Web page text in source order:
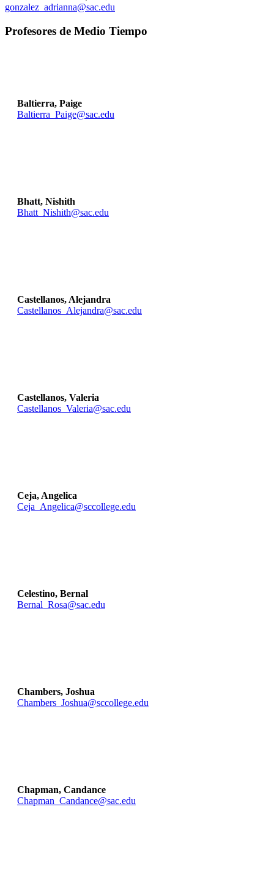
gonzalez_adrianna@sac.edu
Profesores de Medio Tiempo
Baltierra, Paige
Baltierra_Paige@sac.edu
Bhatt, Nishith
Bhatt_Nishith@sac.edu
Castellanos, Alejandra
Castellanos_Alejandra@sac.edu
Castellanos, Valeria
Castellanos_Valeria@sac.edu
Ceja, Angelica
Ceja_Angelica@sccollege.edu
Celestino, Bernal
Bernal_Rosa@sac.edu
Chambers, Joshua
Chambers_Joshua@sccollege.edu
Chapman, Candance
Chapman_Candance@sac.edu